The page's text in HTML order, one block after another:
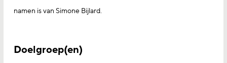
namen is van Simone Bijlard.
Doelgroep(en)